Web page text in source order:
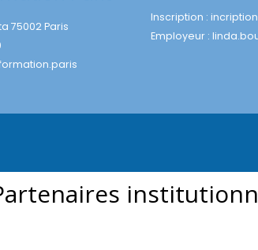
75002 Paris
Inscription :
Employeur :